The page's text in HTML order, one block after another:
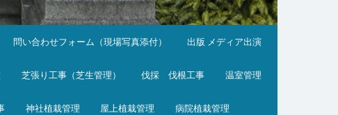
問い合わせフォーム（現場写真添付） 出版 メディア出演
芝張り工事（芝生管理） 伐採 伐根工事 温室管理
神社植栽管理 屋上植栽管理 病院植栽管理